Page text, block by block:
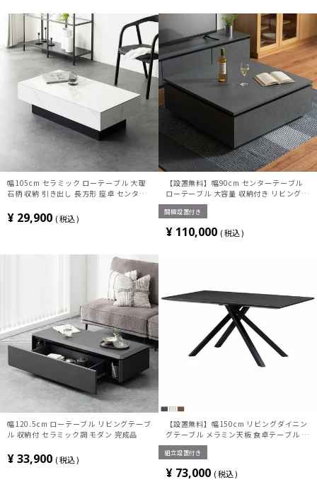
幅105cm セラミック ローテーブル 大理
石柄 収納 引き出し 長方形 座卓 センター
れ リビング 白 ホワイト グレー 完成品
¥ 29,900 税込
【設置無料】幅90cm センターテーブル
ローテーブル 大容量 収納付き リビングテ
ーブル 引き出し モダン スタイリッシュ
高級感 石目 正方形 スクエアテーブル
開梱設置付き
¥ 110,000 税込
幅120.5cm ローテーブル リビングテーブ
ル 収納付 セラミック調 モダン 完成品
¥33,900 税込
【設置無料】幅150cm リビングダイニン
グテーブル メラミン天板 食卓テーブル オ
シャレ モダン 大理石調 ウォールナット調
組立設置付き
¥ 73,000 税込